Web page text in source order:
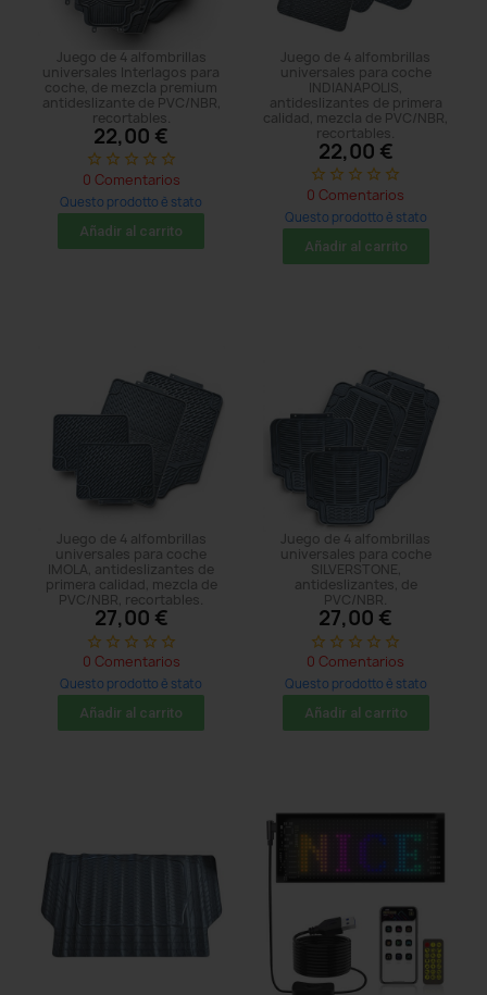
Juego de 4 alfombrillas
universales Interlagos para
coche, de mezcla premium
antideslizante de PVC/NBR,
recortables.
22,00 €
star_border star_border star_border star_border star_border
0 Comentarios
Questo prodotto è stato
acquistato: 5 times
Añadir al carrito
Juego de 4 alfombrillas
universales para coche
INDIANAPOLIS,
antideslizantes de primera
calidad, mezcla de PVC/NBR,
recortables.
22,00 €
star_border star_border star_border star_border star_border
0 Comentarios
Questo prodotto è stato
acquistato: 5 times
Añadir al carrito
Juego de 4 alfombrillas
universales para coche
IMOLA, antideslizantes de
primera calidad, mezcla de
PVC/NBR, recortables.
27,00 €
star_border star_border star_border star_border star_border
0 Comentarios
Questo prodotto è stato
acquistato: 5 times
Añadir al carrito
Juego de 4 alfombrillas
universales para coche
SILVERSTONE,
antideslizantes, de
PVC/NBR.
27,00 €
star_border star_border star_border star_border star_border
0 Comentarios
Questo prodotto è stato
acquistato: 5 times
Añadir al carrito